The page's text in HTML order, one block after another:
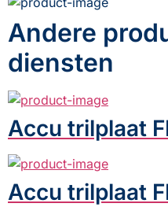
Andere
diensten
Accu trilplaat
Accu trilplaat